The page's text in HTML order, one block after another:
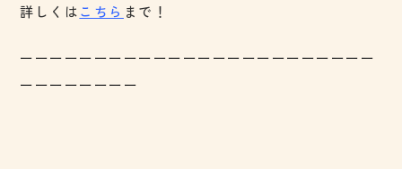
詳しくはこちら まで！
ーーーーーーーーーーーーーーーーーーーーーーーー
ーーーーーーーー